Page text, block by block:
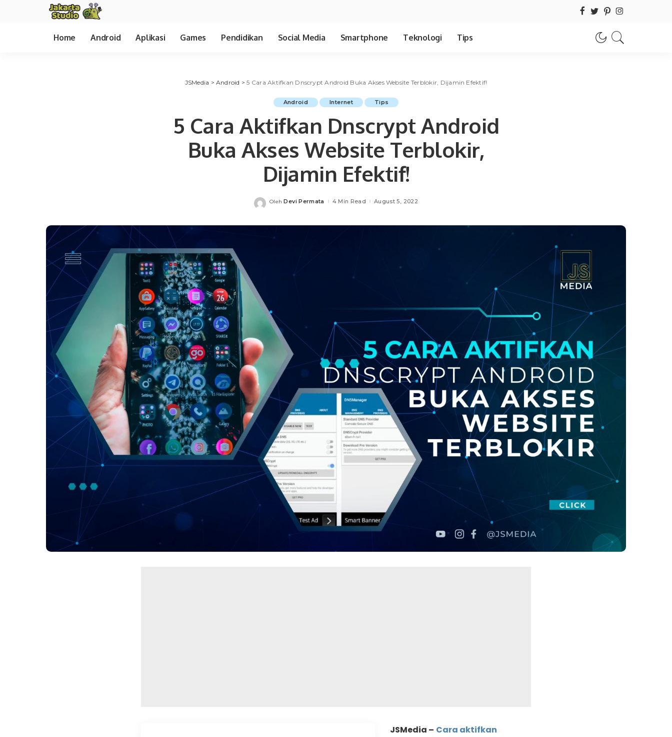
Home Android Aplikasi Games Pendidikan Social Media Smartphone Teknologi Tips
JSMedia >Android >5 Cara Aktifkan Dnscrypt Android Buka Akses Website Terblokir, Dijamin Efektif!
Android Internet Tips
5 Cara Aktifkan Dnscrypt Android
Buka Akses Website Terblokir,
Dijamin Efektif!
Posted
Oleh Devi Permata 4 Min Read August 5, 2022
JSMedia – Cara aktifkan